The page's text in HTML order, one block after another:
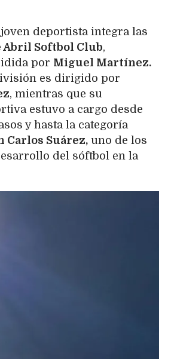
deportista integra las
Abril Softbol Club,
por Miguel Martínez.
es dirigido por
, mientras que su
estuvo a cargo desde
y hasta la categoría
Carlos Suárez, uno de los
del sóftbol en la